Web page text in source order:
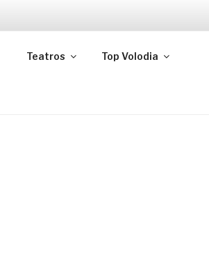
Teatros Top Volodia